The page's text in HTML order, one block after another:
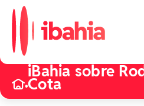
•
iBahia sobre
Cota